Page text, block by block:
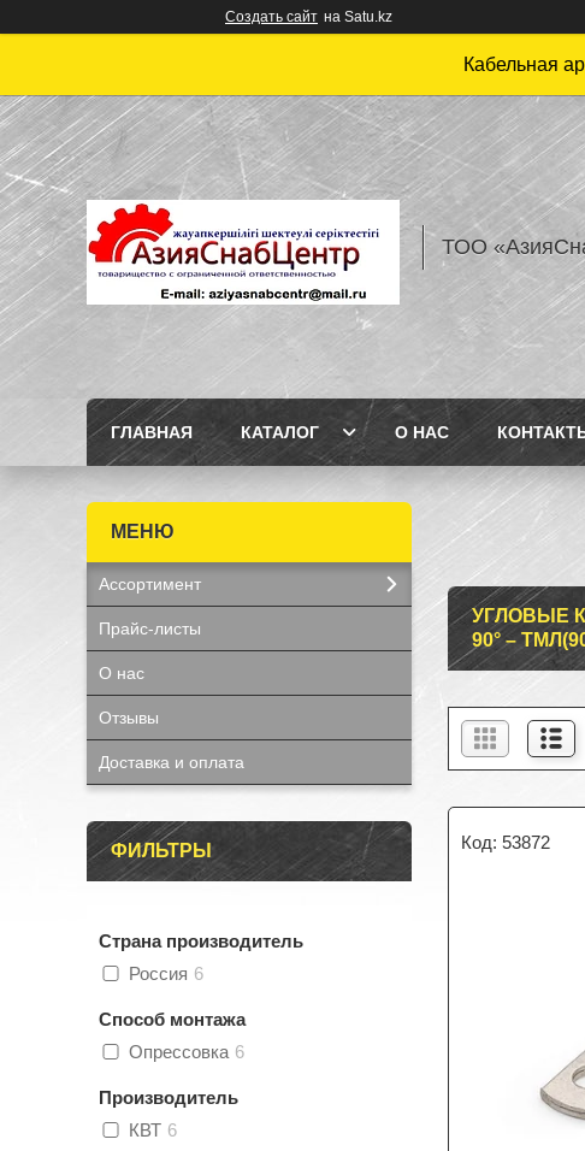
Создать сайт на Satu.kz
Кабельная
ТОО
ГЛАВНАЯ КАТАЛОГ О НАС
УГЛОВЫЕ
90° –
53872
Ассортимент
Прайс-листы
О нас
Отзывы
Доставка и оплата
ФИЛЬТРЫ
Страна производитель
Россия 6
Способ монтажа
Опрессовка 6
Производитель
КВТ 6